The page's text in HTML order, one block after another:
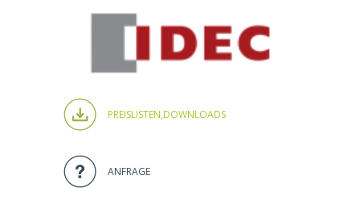
PREISLISTEN,DOWNLOADS
ANFRAGE